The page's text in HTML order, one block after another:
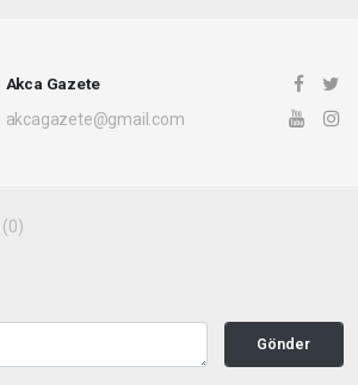
Akca Gazete
akcagazete@gmail.com
(0)
Gönder